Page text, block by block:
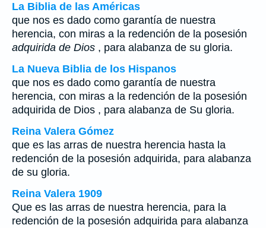
La Biblia de las Américas
que nos es dado como garantía de nuestra
herencia, con miras a la redención de la posesión
adquirida de Dios , para alabanza de su gloria.
La Nueva Biblia de los Hispanos
que nos es dado como garantía de nuestra
herencia, con miras a la redención de la posesión
adquirida de Dios , para alabanza de Su gloria.
Reina Valera Gómez
que es las arras de nuestra herencia hasta la
redención de la posesión adquirida, para alabanza
de su gloria.
Reina Valera 1909
Que es las arras de nuestra herencia, para la
redención de la posesión adquirida para alabanza